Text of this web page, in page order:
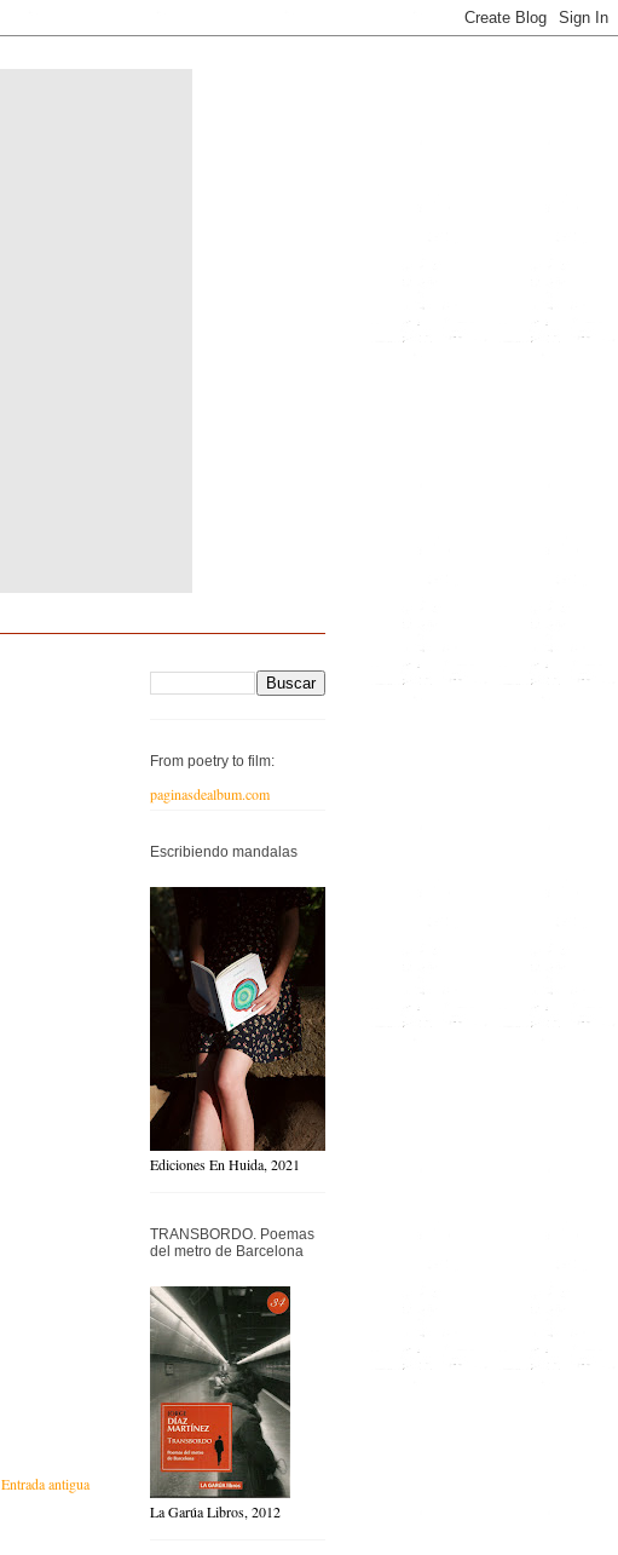
Entrada antigua
From poetry to film:
paginasdealbum.com
Escribiendo mandalas
Ediciones En Huida, 2021
TRANSBORDO. Poemas
del metro de Barcelona
La Garúa Libros, 2012